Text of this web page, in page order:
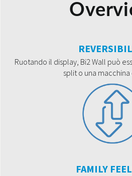
Ruotando il display, Bi2 Wall può
split o una
FAMILY